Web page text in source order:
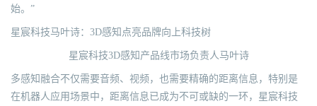
始。”
星宸科技马叶诗：3D感知点亮品牌向上科技树
星宸科技3D感知产品线市场负责人马叶诗
多感知融合不仅需要音频、视频，也需要精确的距离信息，特别是
在机器人应用场景中，距离信息已成为不可或缺的一环，星宸科技